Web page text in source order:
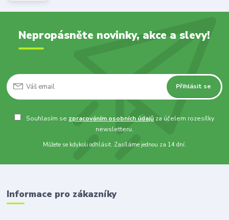
Nepropásněte novinky, akce a slevy!
Přihlásit se
Souhlasím se zpracováním osobních údajů za účelem rozesílky
newsletteru.
Můžete se kdykoli odhlásit. Zasíláme jednou za 14 dní.
Informace pro zákazníky